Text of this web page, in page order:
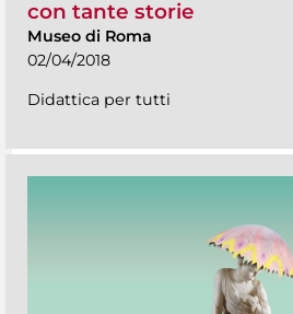
con tante storie
Museo di Roma
02/04/2018
Didattica per tutti